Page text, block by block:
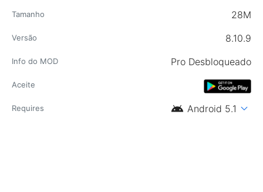
Tamanho 28M
Versão 8.10.9
Info do MOD Pro Desbloqueado
Aceite
Requires android Android 5.1 expand_more